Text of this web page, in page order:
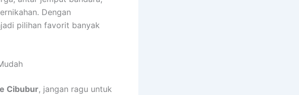
Dengan
pilihan favorit banyak
Cibubur, jangan ragu untuk